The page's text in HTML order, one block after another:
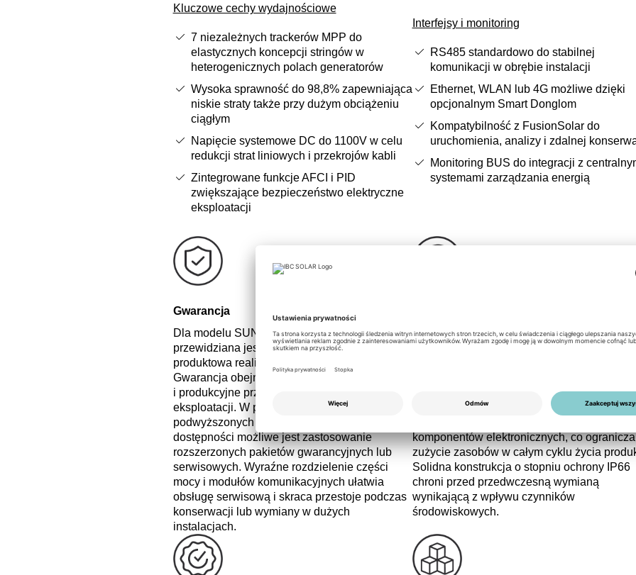
Kluczowe cechy wydajnościowe
7 niezależnych trackerów MPP do
elastycznych koncepcji stringów w
heterogenicznych polach generatorów
Wysoka sprawność do 98,8% zapewniająca
niskie straty także przy dużym obciążeniu
ciągłym
Napięcie systemowe DC do 1100V w celu
redukcji strat liniowych i przekrojów kabli
Zintegrowane funkcje AFCI i PID
zwiększające bezpieczeństwo elektryczne
eksploatacji
Interfejsy i monitoring
RS485 standardowo do stabilnej
komunikacji w obrębie instalacji
Ethernet, WLAN lub 4G możliwe dzięki
opcjonalnym Smart Donglom
Kompatybilność z FusionSolar do
uruchomienia, analizy i zdalnej
Monitoring BUS do integracji z
systemami zarządzania energią
Gwarancja
Dla modelu SUN2000-150K-MG0
przewidziana jest standardowa gwarancja
produktowa realizowana przez producenta.
Gwarancja obejmuje typowe wady materiałowe
i produkcyjne przy normalnych warunkach
eksploatacji. W przypadku projektów o
podwyższonych wymaganiach dotyczących
dostępności możliwe jest zastosowanie
rozszerzonych pakietów gwarancyjnych lub
serwisowych. Wyraźne rozdzielenie części
mocy i modułów komunikacyjnych ułatwia
obsługę serwisową i skraca przestoje podczas
konserwacji lub wymiany w dużych
instalacjach.
Podczas projektowania urządzenia
uwagę na ograniczenie zużycia materiałów
eksploatacji, co ma szczególne znaczenie
dużych mocach zainstalowanych. Producent
komponentów elektronicznych, co ogranicza
zużycie zasobów w całym cyklu życia
Solidna konstrukcja o stopniu ochrony IP66
chroni przed przedwczesną wymianą
wynikającą z wpływu czynników
środowiskowych.